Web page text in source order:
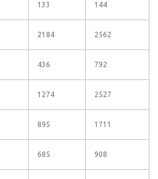
133 144
2184 2562
436 792
1274 2527
895 1711
685 908